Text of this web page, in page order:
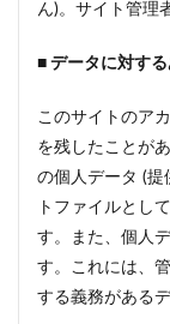
ん)。サイト管理
■ データに対す
このサイトのア
を残したことが
の個人データ (提
トファイルとし
す。また、個人
す。これには、
する義務がある